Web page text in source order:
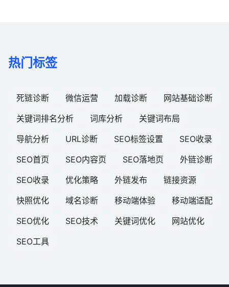
热门标签
死链诊断 微信运营 加载诊断
网站基础诊断
关键词排名分析
词库分析
关键词布局
导航分析
URL诊断 SEO标签设置
SEO收录
SEO首页
SEO内容页 SEO落地页
外链诊断
SEO收录
优化策略 外链发布
链接资源
快照优化
域名诊断 移动端体验
移动端适配
SEO优化
SEO技术 关键词优化
网站优化
SEO工具